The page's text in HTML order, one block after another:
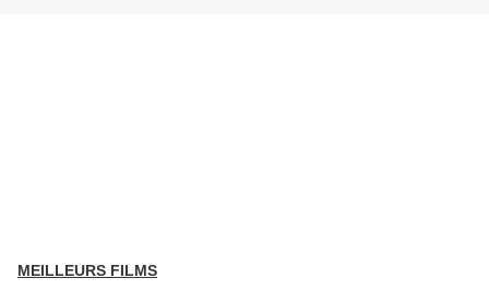
MEILLEURS FILMS